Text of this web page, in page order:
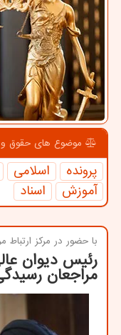
موضوع های حقوق
پرونده اسلامی
آموزش
اسناد
با حضور در مركز ارتباط
رئیس دیوان
مراجعان